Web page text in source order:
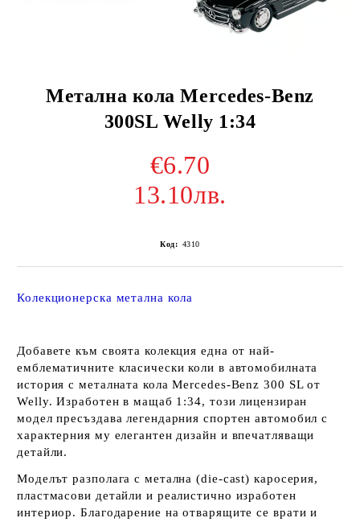
Метална кола Mercedes-Benz
300SL Welly 1:34
€6.70
13.10лв.
Код: 4310
Колекционерска метална кола
Добавете към своята колекция една от най-
емблематичните класически коли в автомобилната
история с металната кола Mercedes-Benz 300 SL от
Welly. Изработен в мащаб 1:34, този лицензиран
модел пресъздава легендарния спортен автомобил с
характерния му елегантен дизайн и впечатляващи
детайли.
Моделът разполага с метална (die-cast) каросерия,
пластмасови детайли и реалистично изработен
интериор. Благодарение на отварящите се врати и